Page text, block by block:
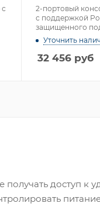
2-портовый
с поддержкой
защищенного
устройствам с
232/422/485
Уточнить
32 456руб
доступ к